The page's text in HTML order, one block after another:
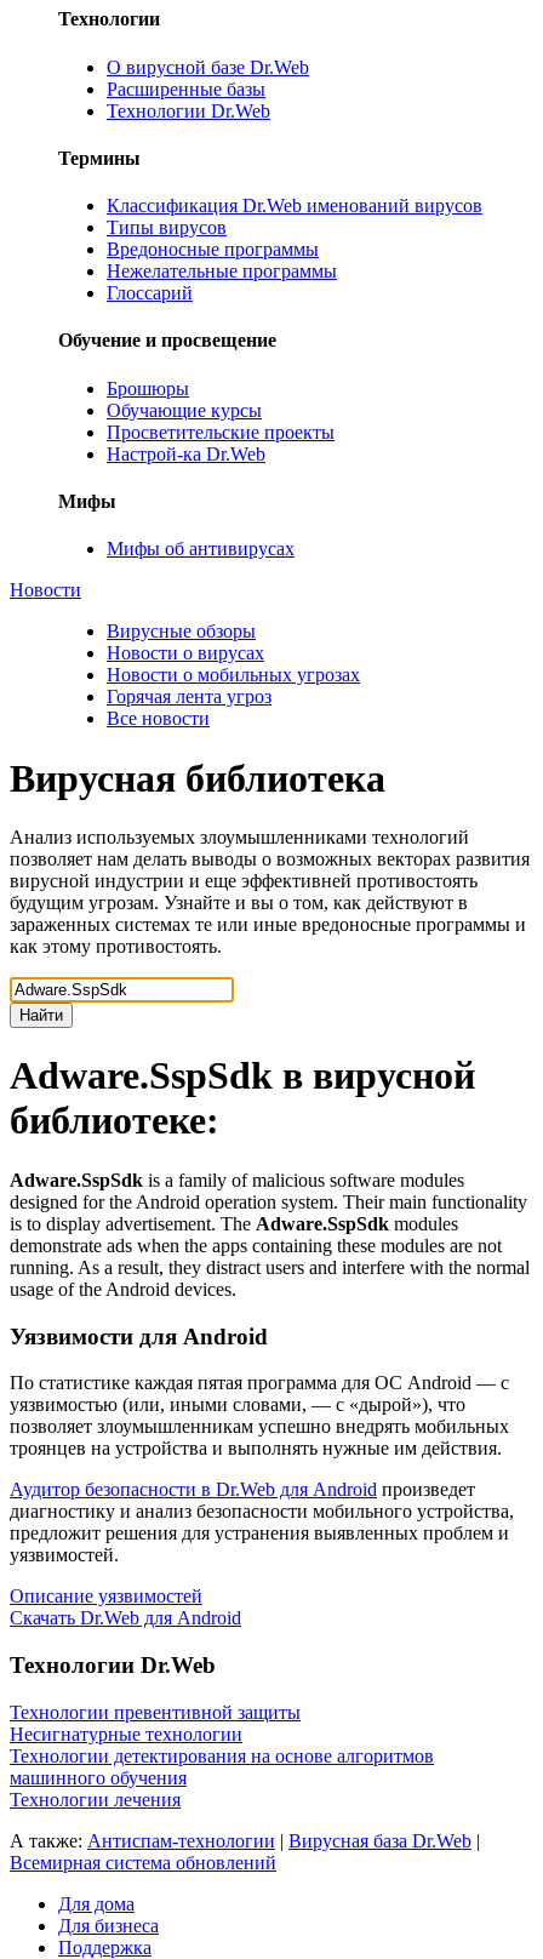
Технологии
О вирусной базе Dr.Web
Расширенные базы
Технологии Dr.Web
Термины
Классификация Dr.Web именований вирусов
Типы вирусов
Вредоносные программы
Нежелательные программы
Глоссарий
Обучение и просвещение
Брошюры
Обучающие курсы
Просветительские проекты
Настрой-ка Dr.Web
Мифы
Мифы об антивирусах
Новости
Вирусные обзоры
Новости о вирусах
Новости о мобильных угрозах
Горячая лента угроз
Все новости
Вирусная библиотека
Анализ используемых злоумышленниками технологий
позволяет нам делать выводы о возможных векторах развития
вирусной индустрии и еще эффективней противостоять
будущим угрозам. Узнайте и вы о том, как действуют в
зараженных системах те или иные вредоносные программы и
как этому противостоять.
Найти
Adware.SspSdk в вирусной
библиотеке:
Adware.SspSdk is a family of malicious software modules
designed for the Android operation system. Their main functionality
is to display advertisement. The Adware.SspSdk modules
demonstrate ads when the apps containing these modules are not
running. As a result, they distract users and interfere with the normal
usage of the Android devices.
Уязвимости для Android
По статистике каждая пятая программа для ОС Android — с
уязвимостью (или, иными словами, — с «дырой»), что
позволяет злоумышленникам успешно внедрять мобильных
троянцев на устройства и выполнять нужные им действия.
Аудитор безопасности в Dr.Web для Android произведет
диагностику и анализ безопасности мобильного устройства,
предложит решения для устранения выявленных проблем и
уязвимостей.
Описание уязвимостей
Скачать Dr.Web для Android
Технологии Dr.Web
Технологии превентивной защиты
Несигнатурные технологии
Технологии детектирования на основе алгоритмов
машинного обучения
Технологии лечения
А также: Антиспам-технологии | Вирусная база Dr.Web |
Всемирная система обновлений
Для дома
Для бизнеса
Поддержка